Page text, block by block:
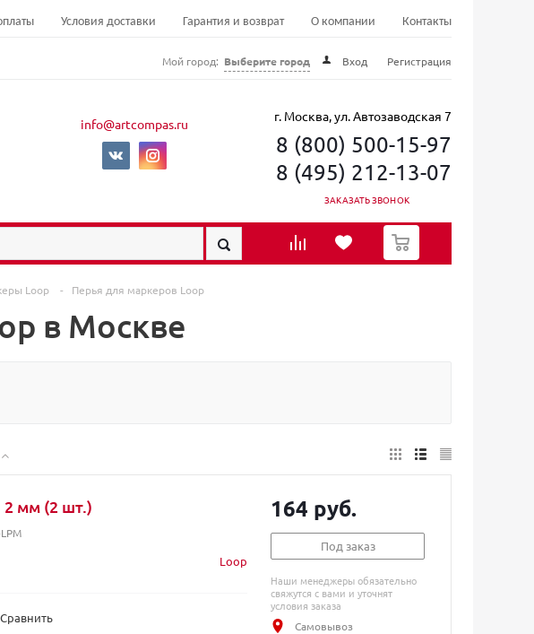
Условия доставки Гарантия и возврат О компании Контакты
Мой город: Выберите город Вход Регистрация
info@artcompas.ru г. Москва, ул. Автозаводская 7
8 (800) 500-15-97
8 (495) 212-13-07
ЗАКАЗАТЬ ЗВОНОК
0
Loop - Перья для маркеров Loop
в Москве
2 мм (2 шт.)
Loop
Сравнить
164 руб.
Под заказ
Наши менеджеры обязательно
свяжутся с вами и уточнят
условия заказа
Самовывоз